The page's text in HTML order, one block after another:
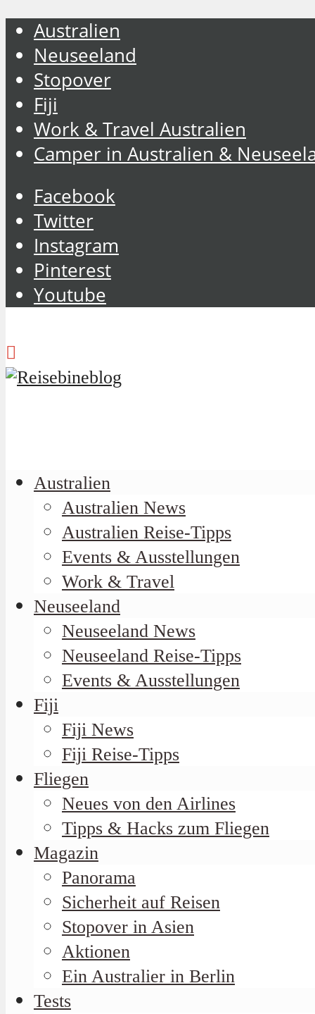
Australien
Neuseeland
Stopover
Fiji
Work & Travel Australien
Camper in Australien &
Facebook
Twitter
Instagram
Pinterest
Youtube
Australien
Australien News
Australien Reise-Tipps
Events & Ausstellungen
Work & Travel
Neuseeland
Neuseeland News
Neuseeland Reise-Tipps
Events & Ausstellungen
Fiji
Fiji News
Fiji Reise-Tipps
Fliegen
Neues von den Airlines
Tipps & Hacks zum Fliegen
Magazin
Panorama
Sicherheit auf Reisen
Stopover in Asien
Aktionen
Ein Australier in Berlin
Tests